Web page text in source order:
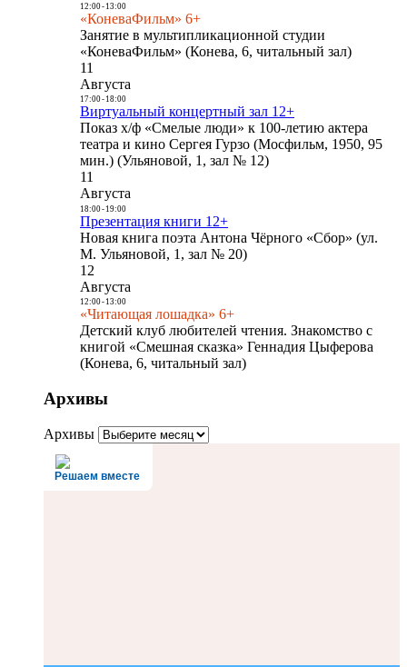
12:00- 13:00
«КоневаФильм» 6+
Занятие в мультипликационной студии
«КоневаФильм» (Конева, 6, читальный зал)
11
Августа
17:00- 18:00
Виртуальный концертный зал 12+
Показ х/ф «Смелые люди» к 100-летию актера
театра и кино Сергея Гурзо (Мосфильм, 1950, 95
мин.) (Ульяновой, 1, зал № 12)
11
Августа
18:00- 19:00
Презентация книги 12+
Новая книга поэта Антона Чёрного «Сбор» (ул.
М. Ульяновой, 1, зал № 20)
12
Августа
12:00- 13:00
«Читающая лошадка» 6+
Детский клуб любителей чтения. Знакомство с
книгой «Смешная сказка» Геннадия Цыферова
(Конева, 6, читальный зал)
Архивы
Архивы
Решаем вместе